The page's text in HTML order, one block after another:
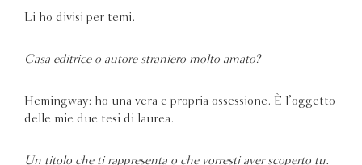
Li ho divisi per temi.
Casa editrice o autore straniero molto amato?
Hemingway: ho una vera e propria ossessione. È l’oggetto
delle mie due tesi di laurea.
Un titolo che ti rappresenta o che vorresti aver scoperto tu.